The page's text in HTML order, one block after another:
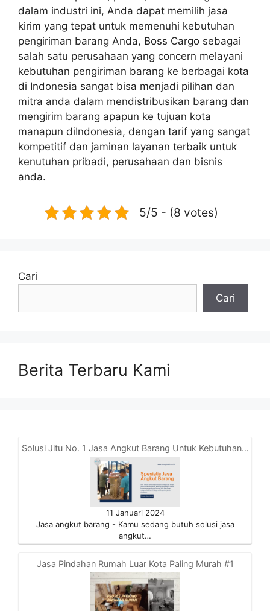
dalam industri ini, Anda dapat memilih jasa
kirim yang tepat untuk memenuhi kebutuhan
pengiriman barang Anda, Boss Cargo sebagai
salah satu perusahaan yang concern melayani
kebutuhan pengiriman barang ke berbagai kota
di Indonesia sangat bisa menjadi pilihan dan
mitra anda dalam mendistribusikan barang dan
mengirim barang apapun ke tujuan kota
manapun diIndonesia, dengan tarif yang sangat
kompetitif dan jaminan layanan terbaik untuk
kenutuhan pribadi, perusahaan dan bisnis
anda.
5/5 - (8 votes)
Cari
Cari
Berita Terbaru Kami
Solusi Jitu No. 1 Jasa Angkut Barang Untuk Kebutuhan…
11 Januari 2024
Jasa angkut barang - Kamu sedang butuh solusi jasa
angkut…
Jasa Pindahan Rumah Luar Kota Paling Murah #1